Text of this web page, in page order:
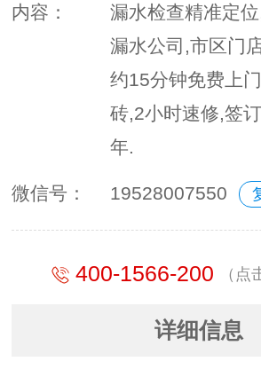
内容：
漏水检查精准定
漏水公司,市区门
约15分钟免费上
砖,2小时速修,签
年.
微信号： 19528007550
400-1566-200 （点
详细信息